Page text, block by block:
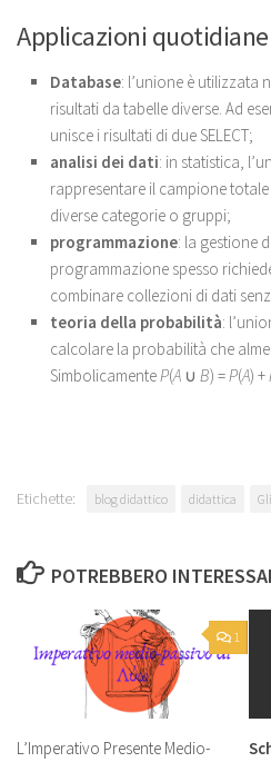
Applicazioni quotidiane
Database: l’unione è utilizzata
risultati da tabelle diverse. Ad
unisce i risultati di due SELECT;
analisi dei dati: in statistica,
rappresentare il campione
diverse categorie o gruppi;
programmazione: la gestione
programmazione spesso
combinare collezioni di dati
teoria della probabilità:
calcolare la probabilità che
SimbolicamenteP(A ∪ B) =P(A) +
Etichette: blog didattico didattica
POTREBBERO
1
L’Imperativo Presente Medio-